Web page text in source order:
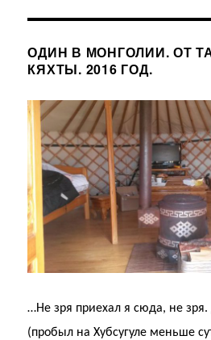
ОДИН В МОНГОЛИИ. ОТ
КЯХТЫ. 2016 ГОД.
…Не зря приехал я сюда, не
(пробыл на Хубсугуле меньше